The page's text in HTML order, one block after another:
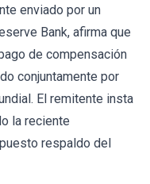
enviado por un
Bank, afirma que
de compensación
conjuntamente por
El remitente insta
la reciente
respaldo del